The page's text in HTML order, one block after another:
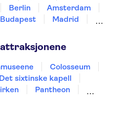
Berlin
Amsterdam
Budapest
Madrid
Riga
Colosseum
Det sixtinske kapell
Pantheon